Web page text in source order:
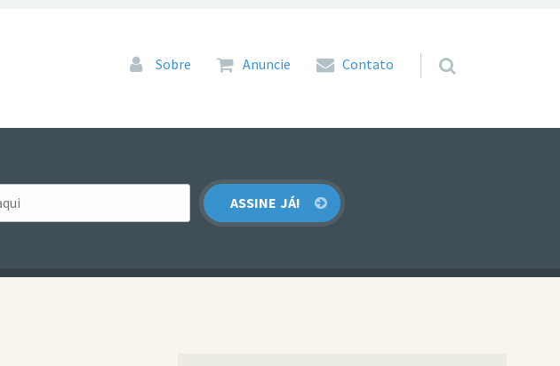
Pular para o conteúdo
Sobre Anuncie Contato